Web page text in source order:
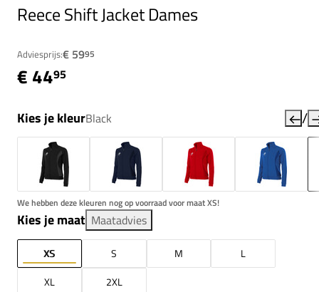
Reece Shift Jacket Dames
Adviesprijs:€ 5995
€ 4495
Kies je kleurBlack /
We hebben deze kleuren nog op voorraad voor maat XS!
Kies je maat Maatadvies
XS S M
L
XL
2XL